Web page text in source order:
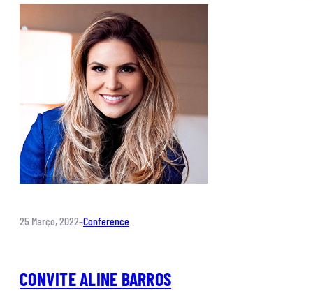
25 Março, 2022–Conference
CONVITE ALINE BARROS